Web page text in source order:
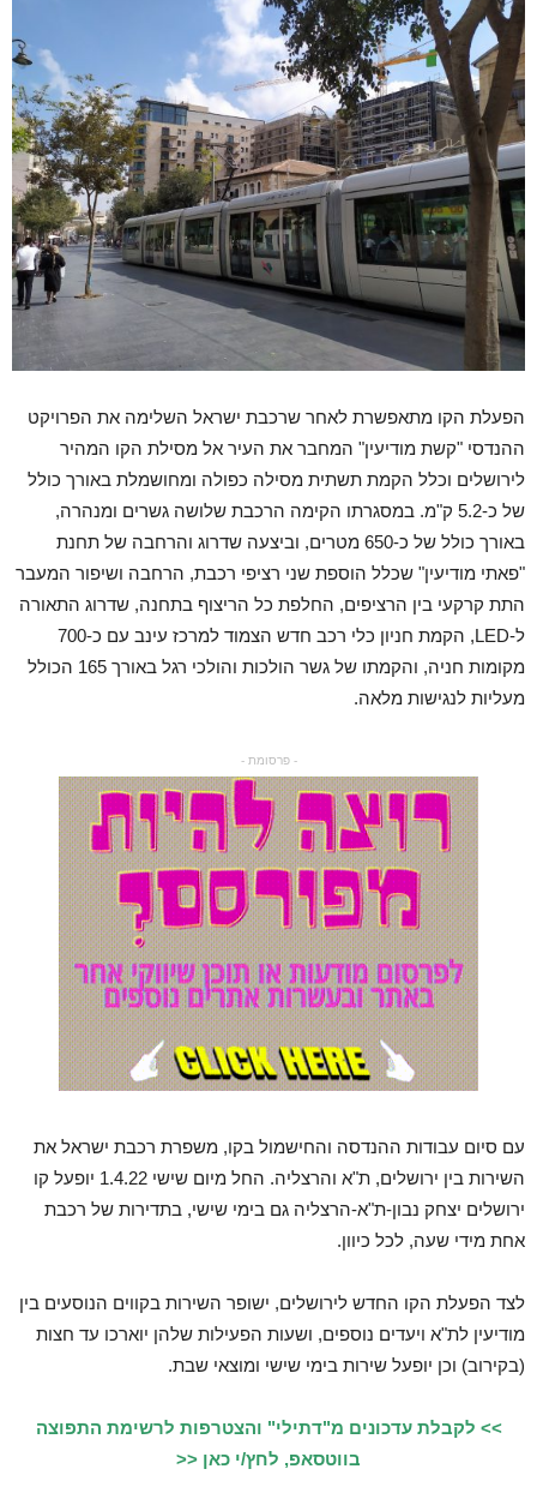
הפעלת הקו מתאפשרת לאחר שרכבת ישראל השלימה את הפרויקט
ההנדסי "קשת מודיעין" המחבר את העיר אל מסילת הקו המהיר
לירושלים וכלל הקמת תשתית מסילה כפולה ומחושמלת באורך כולל
של כ-5.2 ק"מ. במסגרתו הקימה הרכבת שלושה גשרים ומנהרה,
באורך כולל של כ-650 מטרים, וביצעה שדרוג והרחבה של תחנת
"פאתי מודיעין" שכלל הוספת שני רציפי רכבת, הרחבה ושיפור המעבר
התת קרקעי בין הרציפים, החלפת כל הריצוף בתחנה, שדרוג התאורה
ל-LED, הקמת חניון כלי רכב חדש הצמוד למרכז עינב עם כ-700
מקומות חניה, והקמתו של גשר הולכות והולכי רגל באורך 165 הכולל
מעליות לנגישות מלאה.
- פרסומת -
עם סיום עבודות ההנדסה והחישמול בקו, משפרת רכבת ישראל את
השירות בין ירושלים, ת"א והרצליה. החל מיום שישי 1.4.22 יופעל קו
ירושלים יצחק נבון-ת"א-הרצליה גם בימי שישי, בתדירות של רכבת
אחת מידי שעה, לכל כיוון.
לצד הפעלת הקו החדש לירושלים, ישופר השירות בקווים הנוסעים בין
מודיעין לת"א ויעדים נוספים, ושעות הפעילות שלהן יוארכו עד חצות
(בקירוב) וכן יופעל שירות בימי שישי ומוצאי שבת.
>> לקבלת עדכונים מ"דתילי" והצטרפות לרשימת התפוצה
בווטסאפ, לחץ/י כאן <<